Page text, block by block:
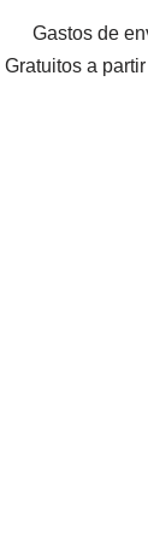
Gastos de
Gratuitos a